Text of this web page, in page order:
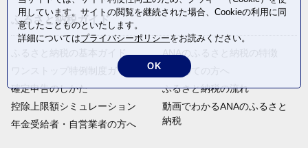
ふるさと納税ガイド
ふるさと納税の基本ガイド
ワンストップ特例制度ガイド
確定申告のしかた
控除上限額シミュレーション
年金受給者・自営業者の方へ
ANAのふるさと納税の特徴
はじめての方へ
ふるさと納税の流れ
動画でわかるANAのふるさと
納税
用しています。サイトの閲覧を継続された場合、Cookieの利用に同
意したことものといたします。
詳細についてはプライバシーポリシーをお読みください。
OK